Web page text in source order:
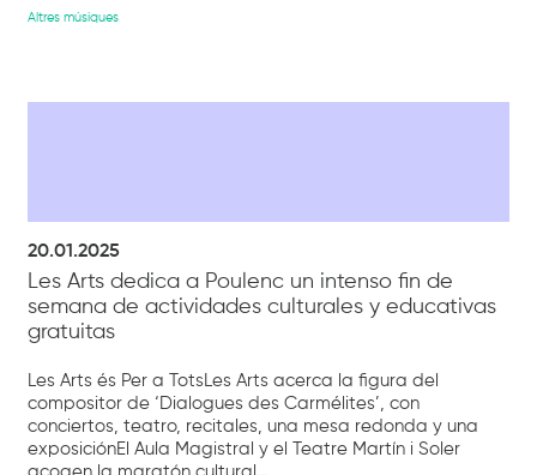
Altres músiques
20.01.2025
Les Arts dedica a Poulenc un intenso fin de
semana de actividades culturales y educativas
gratuitas
Les Arts és Per a TotsLes Arts acerca la figura del
compositor de ‘Dialogues des Carmélites’, con
conciertos, teatro, recitales, una mesa redonda y una
exposiciónEl Aula Magistral y el Teatre Martín i Soler